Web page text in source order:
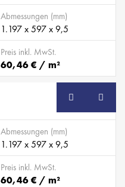
Abmessungen (mm)
1.197 x 597 x 9,5
Preis inkl. MwSt.
60,46 € / m²
Abmessungen (mm)
1.197 x 597 x 9,5
Preis inkl. MwSt.
60,46 € / m²